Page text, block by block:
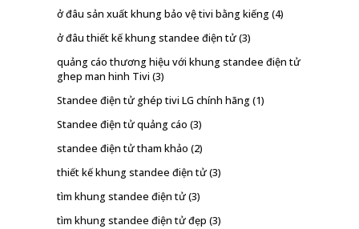
ở đâu sản xuất khung bảo vệ tivi bằng kiếng(4)
ở đâu thiết kế khung standee điện tử(3)
quảng cáo thương hiệu với khung standee điện tử
ghep man hinh Tivi (3)
Standee điện tử ghép tivi LG chính hãng(1)
Standee điện tử quảng cáo (3)
standee điện tử tham khảo (2)
thiết kế khung standee điện tử(3)
tìm khung standee điện tử(3)
tìm khung standee điện tử đẹp (3)